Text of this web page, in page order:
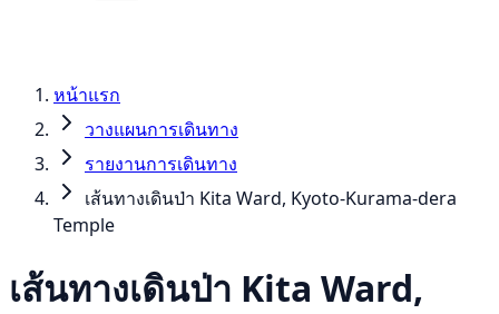
หน้าแรก
วางแผนการเดินทาง
รายงานการเดินทาง
เส้นทางเดินป่า Kita Ward, Kyoto-Kurama-dera
Temple
เส้นทางเดินป่า Kita Ward,